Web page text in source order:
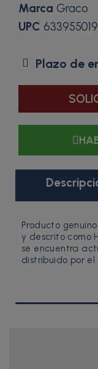
Marca Graco
UPC
Plazo de
Producto
y descrito como
se encuentra
distribuido por el